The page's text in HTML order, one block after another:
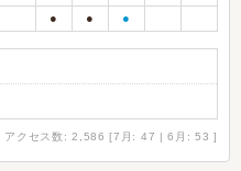
● ● ●
アクセス数: 2,586 [7月: 47 | 6月: 53 ]